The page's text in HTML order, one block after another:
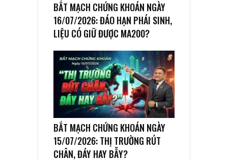
BẮT MẠCH CHỨNG KHOÁN NGÀY
16/07/2026: ĐÁO HẠN PHÁI SINH,
LIỆU CÓ GIỮ ĐƯỢC MA200?
BẮT MẠCH CHỨNG KHOÁN NGÀY
15/07/2026: THỊ TRƯỜNG RÚT
CHÂN, ĐÁY HAY BẪY?